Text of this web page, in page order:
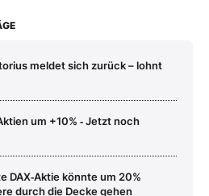
meldet sich zurück – lohnt
um +10% ‑ Jetzt noch
DAX‑Aktie könnte um 20%
durch die Decke gehen